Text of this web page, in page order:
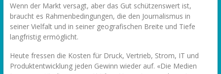
Wenn der Markt versagt, aber das Gut schützenswert ist,
braucht es Rahmenbedingungen, die den Journalismus in
seiner Vielfalt und in seiner geografischen Breite und Tiefe
langfristig ermöglicht.
Heute fressen die Kosten für Druck, Vertrieb, Strom, IT und
Produktentwicklung jeden Gewinn wieder auf. «Die Medien